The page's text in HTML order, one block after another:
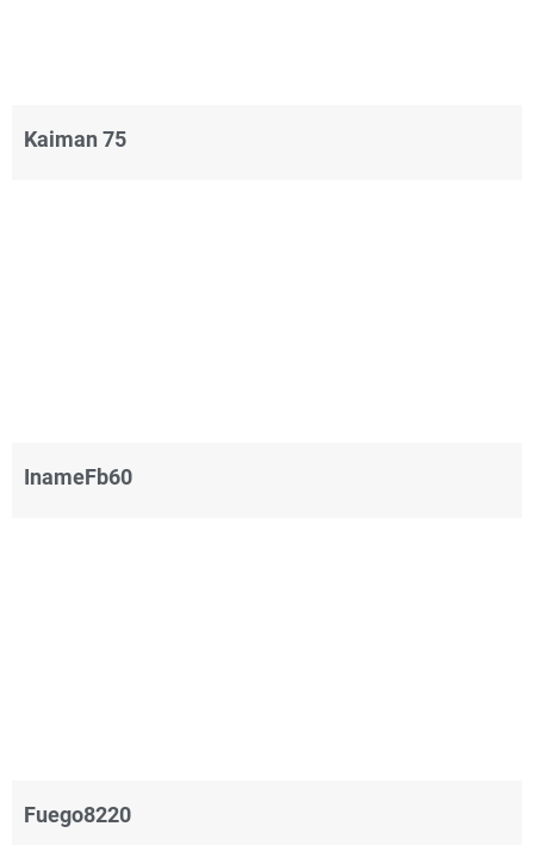
Kaiman 75
InameFb60
Fuego8220